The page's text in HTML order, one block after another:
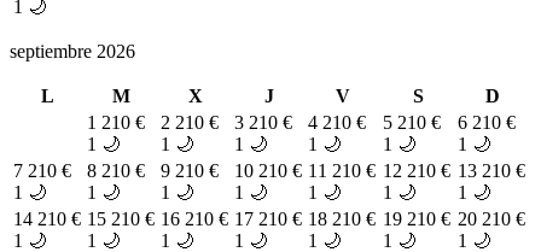
1 🌙
septiembre 2026
L M X J V S
D
1 210 €
1 🌙
2 210 €
1 🌙
3 210 €
1 🌙
4 210 €
1 🌙
5 210 €
1 🌙
6 210 €
1 🌙
7 210 €
1 🌙
8 210 €
1 🌙
9 210 €
1 🌙
10 210 €
1 🌙
11 210 €
1 🌙
12 210 €
1 🌙
13 210 €
1 🌙
14 210 €
1 🌙
15 210 €
1 🌙
16 210 €
1 🌙
17 210 €
1 🌙
18 210 €
1 🌙
19 210 €
1 🌙
20 210 €
1 🌙